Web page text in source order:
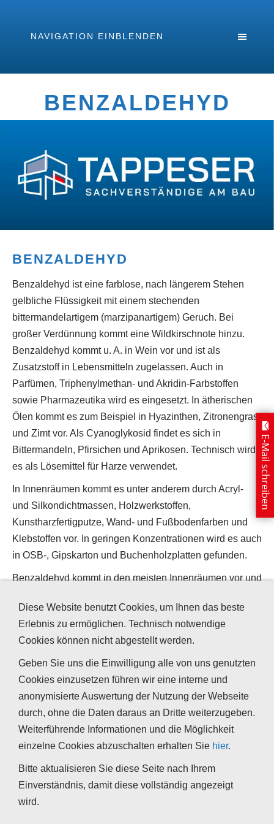
NAVIGATION EINBLENDEN
BENZALDEHYD
BENZALDEHYD
Benzaldehyd ist eine farblose, nach längerem Stehen
gelbliche Flüssigkeit mit einem stechenden
bittermandelartigem (marzipanartigem) Geruch. Bei
großer Verdünnung kommt eine Wildkirschnote hinzu.
Benzaldehyd kommt u. A. in Wein vor und ist als
Zusatzstoff in Lebensmitteln zugelassen. Auch in
Parfümen, Triphenylmethan- und Akridin-Farbstoffen
sowie Pharmazeutika wird es eingesetzt. In ätherischen
Ölen kommt es zum Beispiel in Hyazinthen, Zitronengras
und Zimt vor. Als Cyanoglykosid findet es sich in
Bittermandeln, Pfirsichen und Aprikosen. Technisch wird
es als Lösemittel für Harze verwendet.
In Innenräumen kommt es unter anderem durch Acryl-
und Silkondichtmassen, Holzwerkstoffen,
Kunstharzfertigputze, Wand- und Fußbodenfarben und
Klebstoffen vor. In geringen Konzentrationen wird es auch
in OSB-, Gipskarton und Buchenholzplatten gefunden.
Benzaldehyd kommt in den meisten Innenräumen vor und
Summenformel
Alternative
Bezeichnungen
C₇H₆O
- Benzencarbaldehyd
- Phenylmethanal
- künstliches
Bittermandelöl
- Benzolcarbaldehyd
E-Mail schreiben
Diese Website benutzt Cookies, um Ihnen das beste
Erlebnis zu ermöglichen. Technisch notwendige
Cookies können nicht abgestellt werden.
Geben Sie uns die Einwilligung alle von uns genutzten
Cookies einzusetzen führen wir eine interne und
anonymisierte Auswertung der Nutzung der Webseite
durch, ohne die Daten daraus an Dritte weiterzugeben.
Weiterführende Informationen und die Möglichkeit
einzelne Cookies abzuschalten erhalten Sie hier.
Bitte aktualisieren Sie diese Seite nach Ihrem
Einverständnis, damit diese vollständig angezeigt
wird.